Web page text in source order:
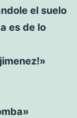
el suelo
es de lo